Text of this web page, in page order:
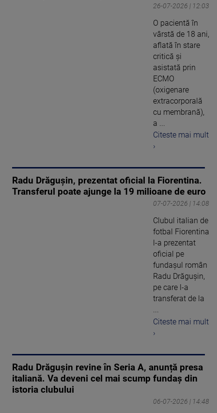
26-07-2026 | 12:03
O pacientă în
vârstă de 18 ani,
aflată în stare
critică și
asistată prin
ECMO
(oxigenare
extracorporală
cu membrană),
a ...
Citeste mai mult
›
Radu Drăgușin, prezentat oficial la Fiorentina.
Transferul poate ajunge la 19 milioane de euro
07-07-2026 | 14:08
Clubul italian de
fotbal Fiorentina
l-a prezentat
oficial pe
fundaşul român
Radu Drăguşin,
pe care l-a
transferat de la
...
Citeste mai mult
›
Radu Drăgușin revine în Seria A, anunță presa
italiană. Va deveni cel mai scump fundaș din
istoria clubului
06-07-2026 | 14:48